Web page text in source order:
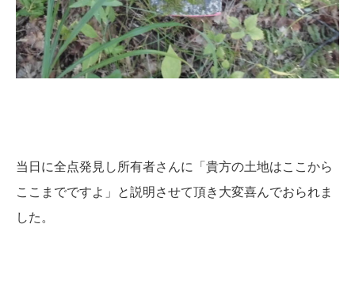
当日に全点発見し所有者さんに「貴方の土地はここから
ここまでですよ」と説明させて頂き大変喜んでおられま
した。